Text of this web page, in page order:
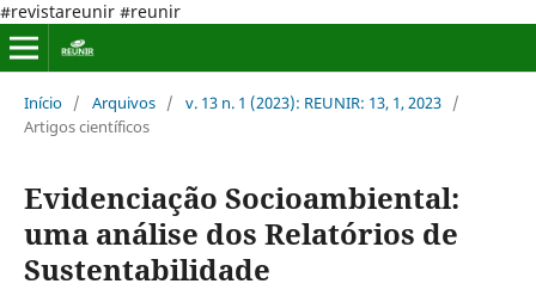
#revistareunir #reunir
Início / Arquivos / v. 13 n. 1 (2023): REUNIR: 13, 1, 2023 /
Artigos científicos
Evidenciação Socioambiental:
uma análise dos Relatórios de
Sustentabilidade